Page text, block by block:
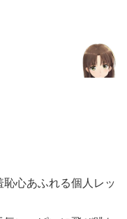
心あふれる個人レッ